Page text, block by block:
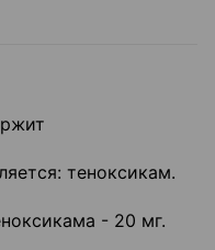
теноксикам.
- 20 мг.